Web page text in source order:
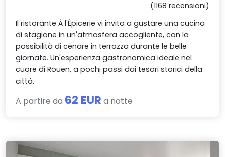
(1168 recensioni)
Il ristorante À l'Épicerie vi invita a gustare una cucina
di stagione in un'atmosfera accogliente, con la
possibilità di cenare in terrazza durante le belle
giornate. Un'esperienza gastronomica ideale nel
cuore di Rouen, a pochi passi dai tesori storici della
città.
A partire da 62 EUR a notte